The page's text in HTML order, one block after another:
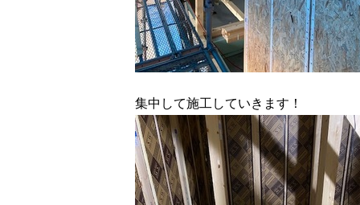
集中して施工していきます！